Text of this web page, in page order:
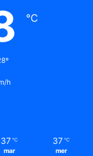
℃
h
37 ℃
mar
37 ℃
mer